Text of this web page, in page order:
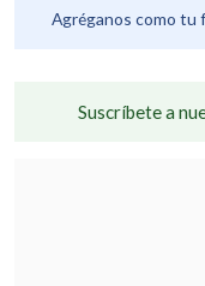
Agréganos como tu
Suscríbete a